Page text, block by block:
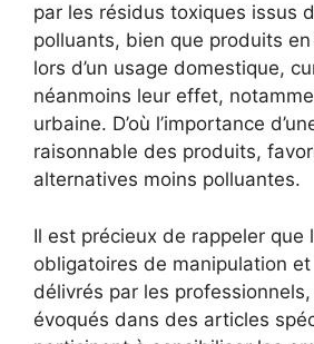
par les résidus toxiques issus
polluants, bien que produits
lors d’un usage domestique,
néanmoins leur effet,
urbaine. D’où l’importance
raisonnable des produits,
alternatives moins polluantes.
Il est précieux de rappeler que
obligatoires de manipulation
délivrés par les
évoqués dans des articles